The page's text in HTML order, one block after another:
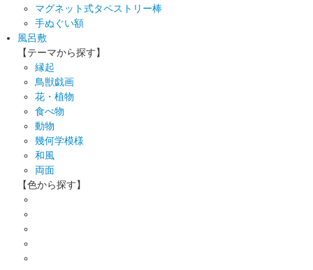
マグネット式タペストリー棒
手ぬぐい額
風呂敷
【テーマから探す】
縁起
鳥獣戯画
花・植物
食べ物
動物
幾何学模様
和風
両面
【色から探す】